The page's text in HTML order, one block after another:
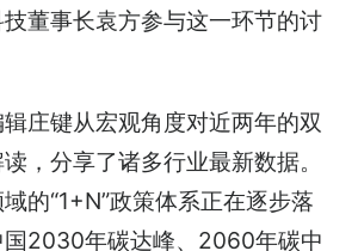
技董事长袁方参与这一环节的讨
庄键从宏观角度对近两年的双
，分享了诸多行业最新数据。
的“1+N”政策体系正在逐步落
国2030年碳达峰、2060年碳中